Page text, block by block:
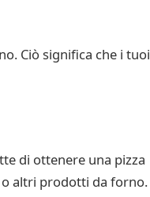
Ciò significa che i tuoi
di ottenere una pizza
o altri prodotti da forno.